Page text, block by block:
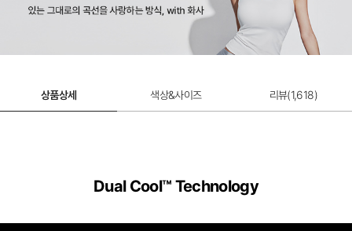
듀얼쿨 T-BACK 듀얼쿨 베이직 팬티
12,900원
상품상세 색상&사이즈 리뷰(1,618)
Dual Cool™ Technology